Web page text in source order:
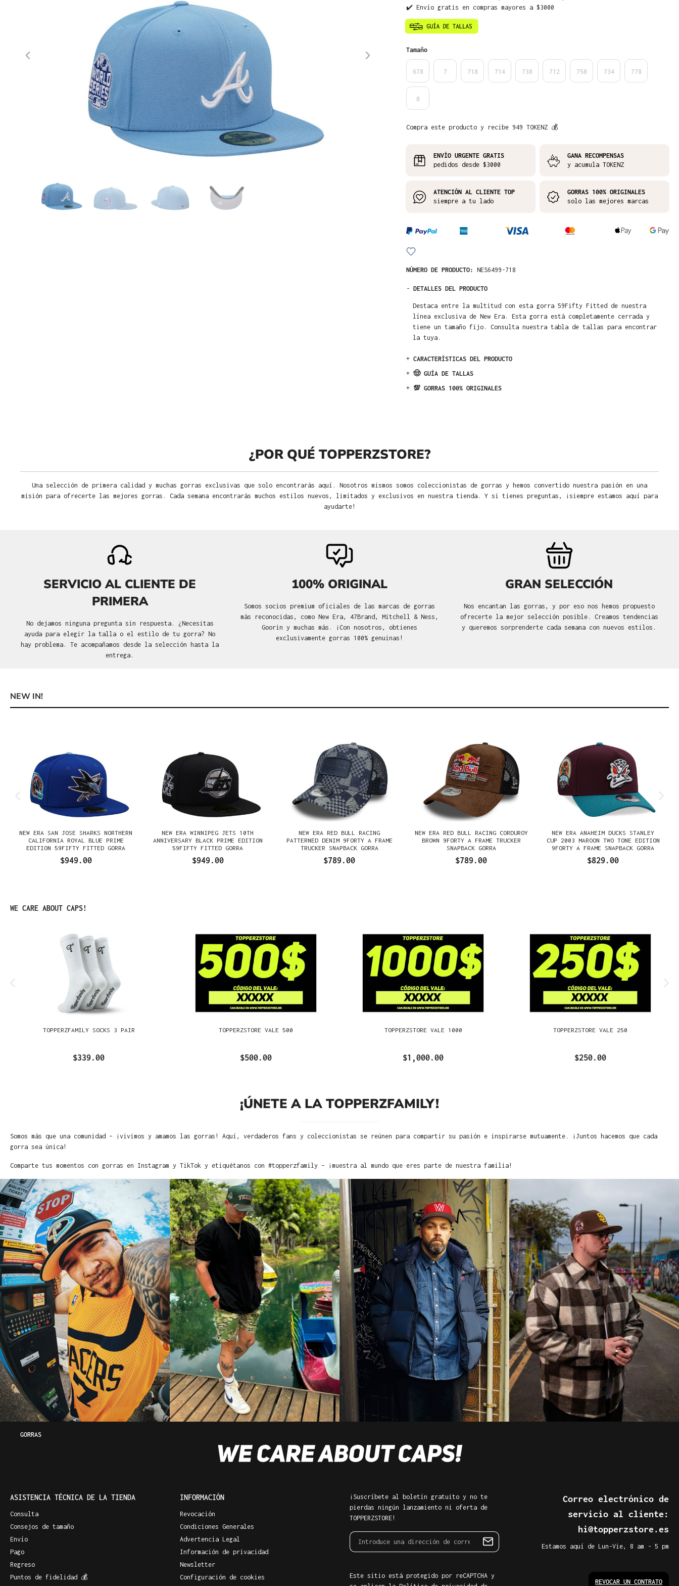
✔️ Envío gratis en compras mayores a $3000
Seleccione
Tamaño
678 7 718 714 738 712 758 734 778
8
Compra este producto y recibe 949 TOKENZ 💰
ENVÍO URGENTE GRATIS
pedidos desde $3000
GANA RECOMPENSAS
y acumula TOKENZ
ATENCIÓN AL CLIENTE TOP
siempre a tu lado
GORRAS 100% ORIGINALES
solo las mejores marcas
NÚMERO DE PRODUCTO: NES6499-718
- DETALLES DEL PRODUCTO
Destaca entre la multitud con esta gorra 59Fifty Fitted de nuestra
línea exclusiva de New Era. Esta gorra está completamente cerrada y
tiene un tamaño fijo. Consulta nuestra tabla de tallas para encontrar
la tuya.
+ CARACTERÍSTICAS DEL PRODUCTO
+ 🤠 GUÍA DE TALLAS
+ 💯 GORRAS 100% ORIGINALES
¿POR QUÉ TOPPERZSTORE?
Una selección de primera calidad y muchas gorras exclusivas que solo encontrarás aquí. Nosotros mismos somos coleccionistas de gorras y hemos convertido nuestra pasión en una
misión para ofrecerte las mejores gorras. Cada semana encontrarás muchos estilos nuevos, limitados y exclusivos en nuestra tienda. Y si tienes preguntas, ¡siempre estamos aquí para
ayudarte!
SERVICIO AL CLIENTE DE
PRIMERA
No dejamos ninguna pregunta sin respuesta. ¿Necesitas
ayuda para elegir la talla o el estilo de tu gorra? No
hay problema. Te acompañamos desde la selección hasta la
entrega.
100% ORIGINAL
Somos socios premium oficiales de las marcas de gorras
más reconocidas, como New Era, 47Brand, Mitchell & Ness,
Goorin y muchas más. ¡Con nosotros, obtienes
exclusivamente gorras 100% genuinas!
GRAN SELECCIÓN
Nos encantan las gorras, y por eso nos hemos propuesto
ofrecerte la mejor selección posible. Creamos tendencias
y queremos sorprenderte cada semana con nuevos estilos.
NEW IN!
NEW ERA SAN JOSE SHARKS NORTHERN
CALIFORNIA ROYAL BLUE PRIME
EDITION 59FIFTY FITTED GORRA
$949.00
NEW ERA WINNIPEG JETS 10TH
ANNIVERSARY BLACK PRIME EDITION
59FIFTY FITTED GORRA
$949.00
NEW ERA RED BULL RACING
PATTERNED DENIM 9FORTY A FRAME
TRUCKER SNAPBACK GORRA
$789.00
NEW ERA RED BULL RACING CORDUROY
BROWN 9FORTY A FRAME TRUCKER
SNAPBACK GORRA
$789.00
NEW ERA ANAHEIM DUCKS STANLEY
CUP 2003 MAROON TWO TONE EDITION
9FORTY A FRAME SNAPBACK GORRA
$829.00
Omitir la galería de productos
WE CARE ABOUT CAPS!
TOPPERZFAMILY SOCKS 3 PAIR
$339.00
TOPPERZSTORE VALE 500
$500.00
TOPPERZSTORE VALE 1000
$1,000.00
TOPPERZSTORE VALE 250
$250.00
¡ÚNETE A LA TOPPERZFAMILY!
Somos más que una comunidad – ¡vivimos y amamos las gorras! Aquí, verdaderos fans y coleccionistas se reúnen para compartir su pasión e inspirarse mutuamente. ¡Juntos hacemos que cada
gorra sea única!
Comparte tus momentos con gorras en Instagram y TikTok y etiquétanos con #topperzfamily – ¡muestra al mundo que eres parte de nuestra familia!
GORRAS
ASISTENCIA TÉCNICA DE LA TIENDA
Consulta
Consejos de tamaño
Envío
Pago
Regreso
Puntos de fidelidad 💰
INFORMACIÓN
Revocación
Condiciones Generales
Advertencia Legal
Información de privacidad
Newsletter
Configuración de cookies
¡Suscríbete al boletín gratuito y no te
pierdas ningún lanzamiento ni oferta de
TOPPERZSTORE!
Este sitio está protegido por reCAPTCHA y
Correo electrónico de
servicio al cliente:
hi@topperzstore.es
Estamos aquí de Lun-Vie, 8 am - 5 pm
REVOCAR UN CONTRATO